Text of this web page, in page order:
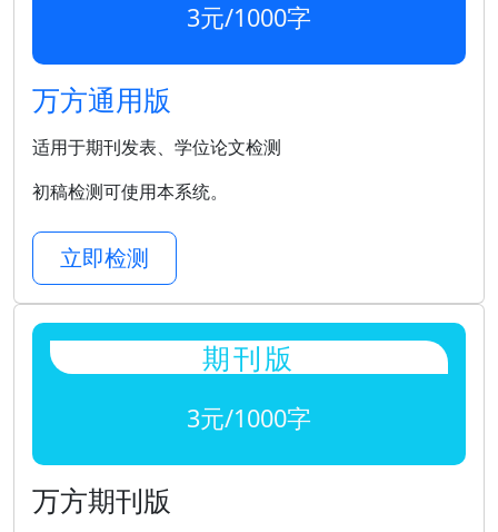
3元/1000字
万方通用版
适用于期刊发表、学位论文检测
初稿检测可使用本系统。
立即检测
期刊版
3元/1000字
万方期刊版